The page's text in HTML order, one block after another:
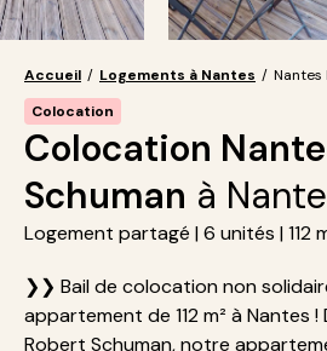
Accueil / Logements à Nantes / Nantes
Colocation
Colocation
Schuman à
Logement partagé | 6 unités | 112
❯❯ Bail de colocation non
appartement de 112 m² à Nantes
Robert Schuman, notre